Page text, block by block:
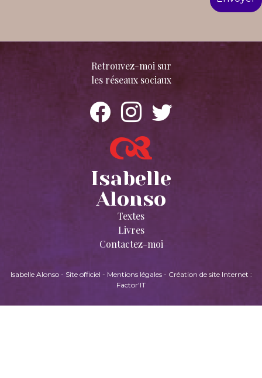
Retrouvez-moi sur
les réseaux sociaux
Isabelle
Alonso
Textes
Livres
Contactez-moi
Isabelle Alonso - Site officiel - Mentions légales- Création de site Internet :
Factor'IT